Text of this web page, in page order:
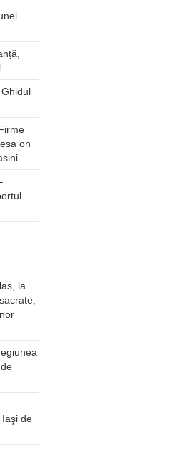
on
la
de